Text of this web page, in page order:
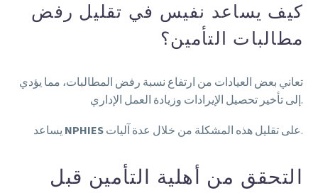
كيف يساعد نفيس في تقليل رفض
مطالبات التأمين؟
تعاني بعض العيادات من ارتفاع نسبة رفض المطالبات، مما يؤدي
إلى تأخير تحصيل الإيرادات وزيادة العمل الإداري.
NPHIES على تقليل هذه المشكلة من خلال عدة آليات.
التحقق من أهلية التأمين قبل